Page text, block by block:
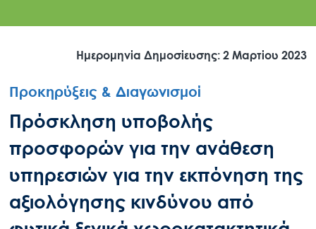
Ημερομηνία Δημοσίευσης: 2 Μαρτίου 2023
Προκηρύξεις & Διαγωνισμοί
Πρόσκληση υποβολής
προσφορών για την ανάθεση
υπηρεσιών για την εκπόνηση της
αξιολόγησης κινδύνου από